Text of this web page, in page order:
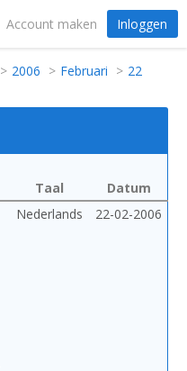
Account maken Inloggen
2006 Februari 22
Taal
Datum
Nederlands 22-02-2006